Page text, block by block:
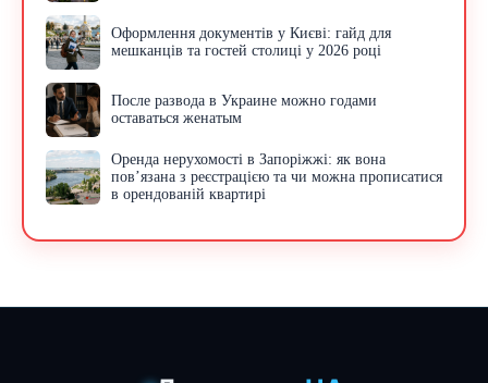
Оформлення документів у Києві: гайд для
мешканців та гостей столиці у 2026 році
После развода в Украине можно годами
оставаться женатым
Оренда нерухомості в Запоріжжі: як вона
пов’язана з реєстрацією та чи можна прописатися
в орендованій квартирі